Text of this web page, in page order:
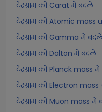
टेरग्राम को Carat में बदलें
टेरग्राम को Atomic mass
टेरग्राम को Gamma में
टेरग्राम को Dalton में बदलें
टेरग्राम को Planck mass
टेरग्राम को Electron
टेरग्राम को Muon mass में